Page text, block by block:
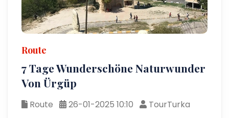
Route
7 Tage Wunderschöne Naturwunder
Von Ürgüp
Route 26-01-2025 10:10
TourTurka